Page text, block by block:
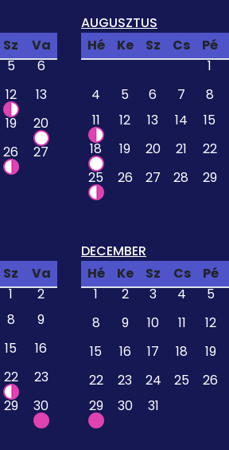
Sz
Va
5
6
12
13
19
20
26
27
AUGUSZTUS
Hé
Ke Sz Cs Pé
1
4
5 6 7 8
11
12 13 14 15
18
19 20 21 22
25
26 27 28 29
Sz
Va
1
2
8
9
15
16
22
23
29 30
DECEMBER
Hé
Ke Sz Cs Pé
1
2 3 4 5
8
9 10 11 12
15
16 17 18 19
22
23 24 25 26
29
30 31